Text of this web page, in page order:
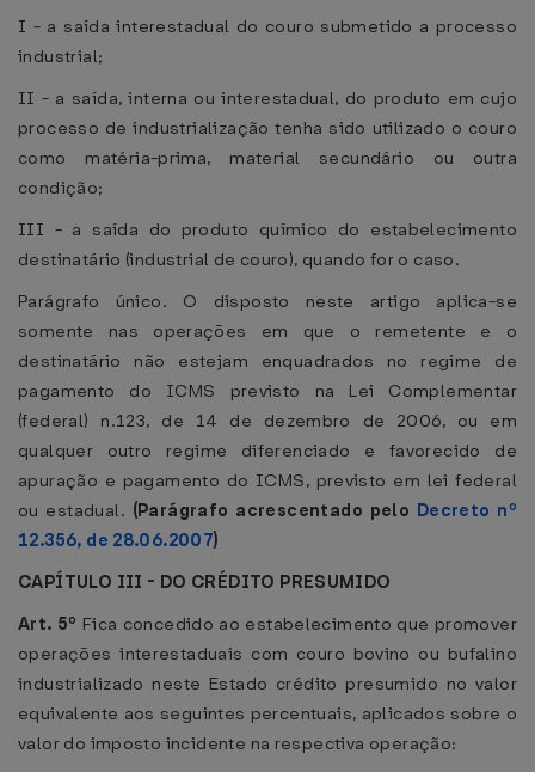
I - a saída interestadual do couro submetido a processo
industrial;
II - a saída, interna ou interestadual, do produto em cujo
processo de industrialização tenha sido utilizado o couro
como matéria-prima, material secundário ou outra
condição;
III - a saída do produto químico do estabelecimento
destinatário (industrial de couro), quando for o caso.
Parágrafo único. O disposto neste artigo aplica-se
somente nas operações em que o remetente e o
destinatário não estejam enquadrados no regime de
pagamento do ICMS previsto na Lei Complementar
(federal) n.123, de 14 de dezembro de 2006, ou em
qualquer outro regime diferenciado e favorecido de
apuração e pagamento do ICMS, previsto em lei federal
ou estadual. (Parágrafo acrescentado pelo Decreto nº
12.356, de 28.06.2007)
CAPÍTULO III - DO CRÉDITO PRESUMIDO
Art. 5º Fica concedido ao estabelecimento que promover
operações interestaduais com couro bovino ou bufalino
industrializado neste Estado crédito presumido no valor
equivalente aos seguintes percentuais, aplicados sobre o
valor do imposto incidente na respectiva operação: